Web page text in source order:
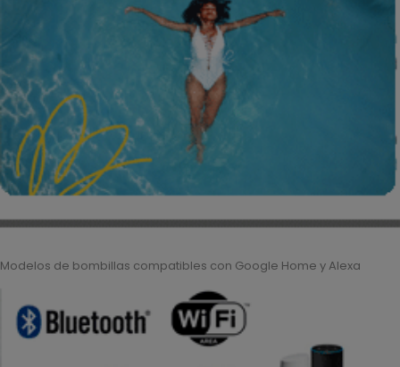
Modelos de bombillas compatibles con Google Home y Alexa